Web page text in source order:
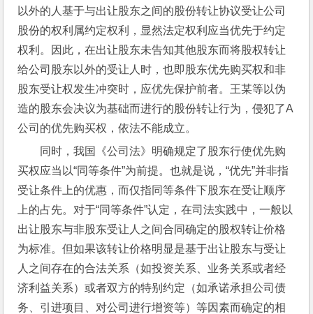
以外的人基于与出让股东之间的股份转让协议受让公司
股份的权利属约定权利，显然法定权利应当优先于约定
权利。因此，在出让股东未告知其他股东而将股权转让
给公司股东以外的受让人时，也即股东优先购买权和非
股东受让权发生冲突时，应优先保护前者。王某等以伪
造的股东会决议为基础而进行的股份转让行为，侵犯了A
公司的优先购买权，依法不能成立。
同时，我国《公司法》明确规定了股东行使优先购
买权应当以“同等条件”为前提。也就是说，“优先”并非指
受让条件上的优惠，而仅指同等条件下股东在受让顺序
上的占先。对于“同等条件”认定，在司法实践中，一般以
出让股东与非股东受让人之间合同确定的股权转让价格
为标准。但如果该转让价格明显是基于出让股东与受让
人之间存在的合法关系（如投资关系、业务关系或者经
济利益关系）或者双方的特别约定（如承诺承担公司债
务、引进项目、对公司进行增资等）等因素而确定的相